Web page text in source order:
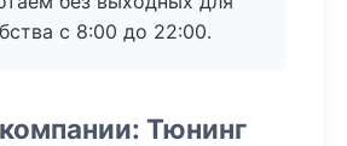
с 8:00 до 22:00.
Тюнинг